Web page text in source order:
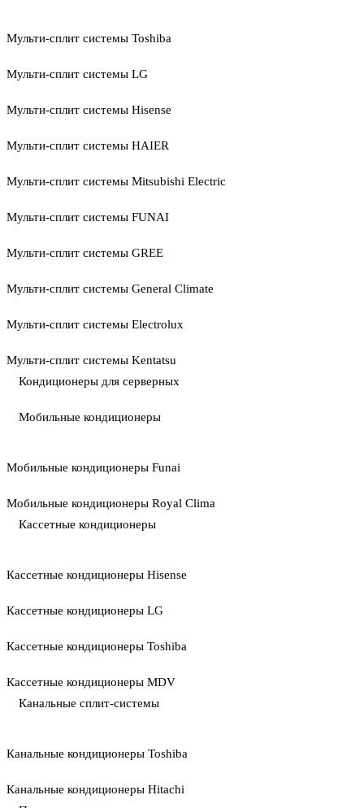
Мульти-сплит системы Toshiba
Мульти-сплит системы LG
Мульти-сплит системы Hisense
Мульти-сплит системы HAIER
Мульти-сплит системы Mitsubishi Electric
Мульти-сплит системы FUNAI
Мульти-сплит системы GREE
Мульти-сплит системы General Climate
Мульти-сплит системы Electrolux
Мульти-сплит системы Kentatsu
Кондиционеры для серверных
Мобильные кондиционеры
Мобильные кондиционеры Funai
Мобильные кондиционеры Royal Clima
Кассетные кондиционеры
Кассетные кондиционеры Hisense
Кассетные кондиционеры LG
Кассетные кондиционеры Toshiba
Кассетные кондиционеры MDV
Канальные сплит-системы
Канальные кондиционеры Toshiba
Канальные кондиционеры Hitachi